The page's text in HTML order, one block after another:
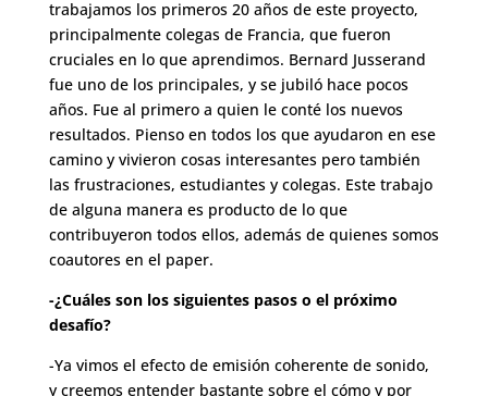
trabajamos los primeros 20 años de este proyecto,
principalmente colegas de Francia, que fueron
cruciales en lo que aprendimos. Bernard Jusserand
fue uno de los principales, y se jubiló hace pocos
años. Fue al primero a quien le conté los nuevos
resultados. Pienso en todos los que ayudaron en ese
camino y vivieron cosas interesantes pero también
las frustraciones, estudiantes y colegas. Este trabajo
de alguna manera es producto de lo que
contribuyeron todos ellos, además de quienes somos
coautores en el paper.
-¿Cuáles son los siguientes pasos o el próximo
desafío?
-Ya vimos el efecto de emisión coherente de sonido,
y creemos entender bastante sobre el cómo y por